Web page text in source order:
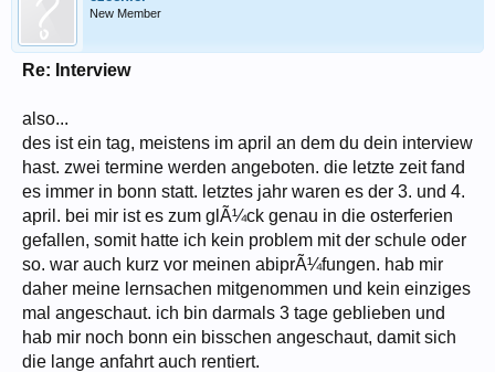
New Member
Re: Interview
also...
des ist ein tag, meistens im april an dem du dein interview
hast. zwei termine werden angeboten. die letzte zeit fand
es immer in bonn statt. letztes jahr waren es der 3. und 4.
april. bei mir ist es zum glÃ¼ck genau in die osterferien
gefallen, somit hatte ich kein problem mit der schule oder
so. war auch kurz vor meinen abiprÃ¼fungen. hab mir
daher meine lernsachen mitgenommen und kein einziges
mal angeschaut. ich bin darmals 3 tage geblieben und
hab mir noch bonn ein bisschen angeschaut, damit sich
die lange anfahrt auch rentiert.